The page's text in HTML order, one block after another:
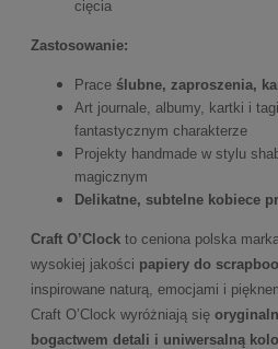
cięcia
Zastosowanie:
Prace ślubne, zaproszenia,
Art journale, albumy, kartki i
fantastycznym charakterze
Projekty handmade w stylu
magicznym
Delikatne, subtelne kobiece
Craft O’Clock to ceniona polska
wysokiej jakości papiery do
inspirowane naturą, emocjami i
Craft O’Clock wyróżniają się
bogactwem detali i uniwersalną